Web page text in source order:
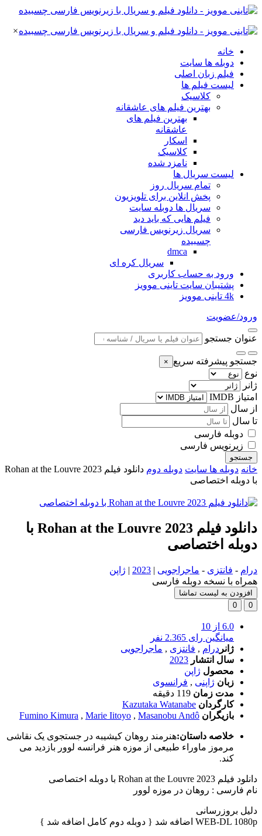
×
خانه
دوبله ها سایت
فیلم زبان اصلی
لیست فیلم ها
کلاسیک
بهترین فیلم های عاشقانه
بهترین فیلم های
عاشقانه
اسکار
کلاسیک
نامزد شده
لیست سریال ها
تمام سریال روز
پخش انلاین برای تلویزیون
سریال ها دوبله سایت
فیلم هایی که باید دید
سریال زیرنویس فارسی
چسبیده
dmca
سریال کره ای
ورود به حساب کاربری
پشتیبان سایت تاینی موویز
4k تاینی موویز
ورود/عضویت
عنوان جستجو
جستجو پیشرفته سریع ×
نوع
ژانر
امتیاز IMDB
از سال
تا سال
دوبله فارسی
زیرنویس فارسی
جستجو
خانه دوبله ها سایت دوبله دوم
دانلود فیلم Rohan at the Louvre 2023
با دوبله اختصاصی
دانلود فیلم Rohan at the Louvre 2023 با
دوبله اختصاصی
درام - فانتزی - ماجراجویی |
2023
| ژاپن
همراه با نسخه دوبله فارسی
افزودن به لیست تماشا
0
0
6.0 از 10
میانگین رای 2.365 نفر
ژانر درام , فانتزی , ماجراجویی
سال انتشار 2023
محصول ژاپن
زبان ژاپنی , فرانسوی
مدت زمان 119 دقیقه
کارگردان Kazutaka Watanabe
بازیگران
Fumino Kimura , Marie Iitoyo , Masanobu Andô
خلاصه داستان:هنرمند روهان کیشیبه در جستجوی یک نقاشی
مرموز ماوراء طبیعی از موزه هنر فرانسه لوور بازدید می
کند.
دانلود فیلم Rohan at the Louvre 2023 با دوبله اختصاصی
نام فارسی : روهان در موزه لوور
دلیل بروزرسانی
WEB-DL 1080p اضافه شد { دوبله دوم کامل اضافه شد }